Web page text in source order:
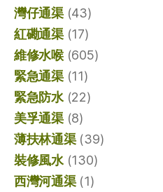
灣仔通渠(43)
紅磡通渠(17)
維修水喉(605)
緊急通渠(11)
緊急防水(22)
美孚通渠(8)
薄扶林通渠(39)
裝修風水(130)
西灣河通渠(1)